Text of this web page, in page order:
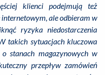
klienci podejmują też
ale odbieram w
ryzyka niedostarczenia
takich sytuacjach kluczowa
stanach magazynowych w
przepływ zamówień